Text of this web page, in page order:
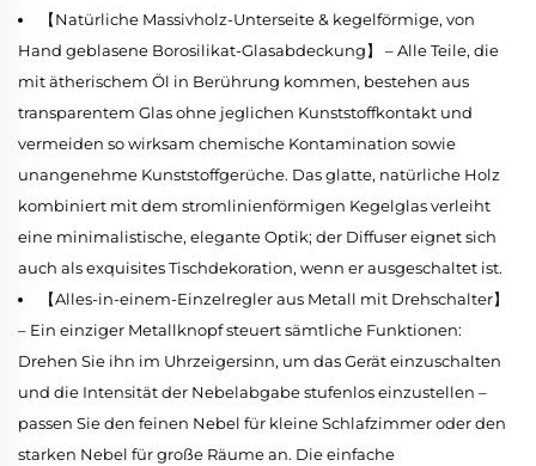
【Natürliche Massivholz-Unterseite & kegelförmige, von
Hand geblasene Borosilikat-Glasabdeckung】 – Alle Teile, die
mit ätherischem Öl in Berührung kommen, bestehen aus
transparentem Glas ohne jeglichen Kunststoffkontakt und
vermeiden so wirksam chemische Kontamination sowie
unangenehme Kunststoffgerüche. Das glatte, natürliche Holz
kombiniert mit dem stromlinienförmigen Kegelglas verleiht
eine minimalistische, elegante Optik; der Diffuser eignet sich
auch als exquisites Tischdekoration, wenn er ausgeschaltet ist.
【Alles-in-einem-Einzelregler aus Metall mit Drehschalter】
– Ein einziger Metallknopf steuert sämtliche Funktionen:
Drehen Sie ihn im Uhrzeigersinn, um das Gerät einzuschalten
und die Intensität der Nebelabgabe stufenlos einzustellen –
passen Sie den feinen Nebel für kleine Schlafzimmer oder den
starken Nebel für große Räume an. Die einfache